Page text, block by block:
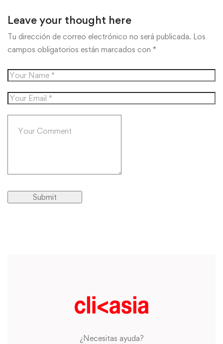
Leave your thought here
Tu dirección de correo electrónico no será publicada. Los
campos obligatorios están marcados con *
¿Necesitas ayuda?